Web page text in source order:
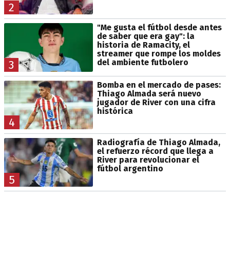
2
3
"Me gusta el fútbol desde antes
de saber que era gay": la
historia de Ramacity, el
streamer que rompe los moldes
del ambiente futbolero
4
Bomba en el mercado de pases:
Thiago Almada será nuevo
jugador de River con una cifra
histórica
5
Radiografía de Thiago Almada,
el refuerzo récord que llega a
River para revolucionar el
fútbol argentino